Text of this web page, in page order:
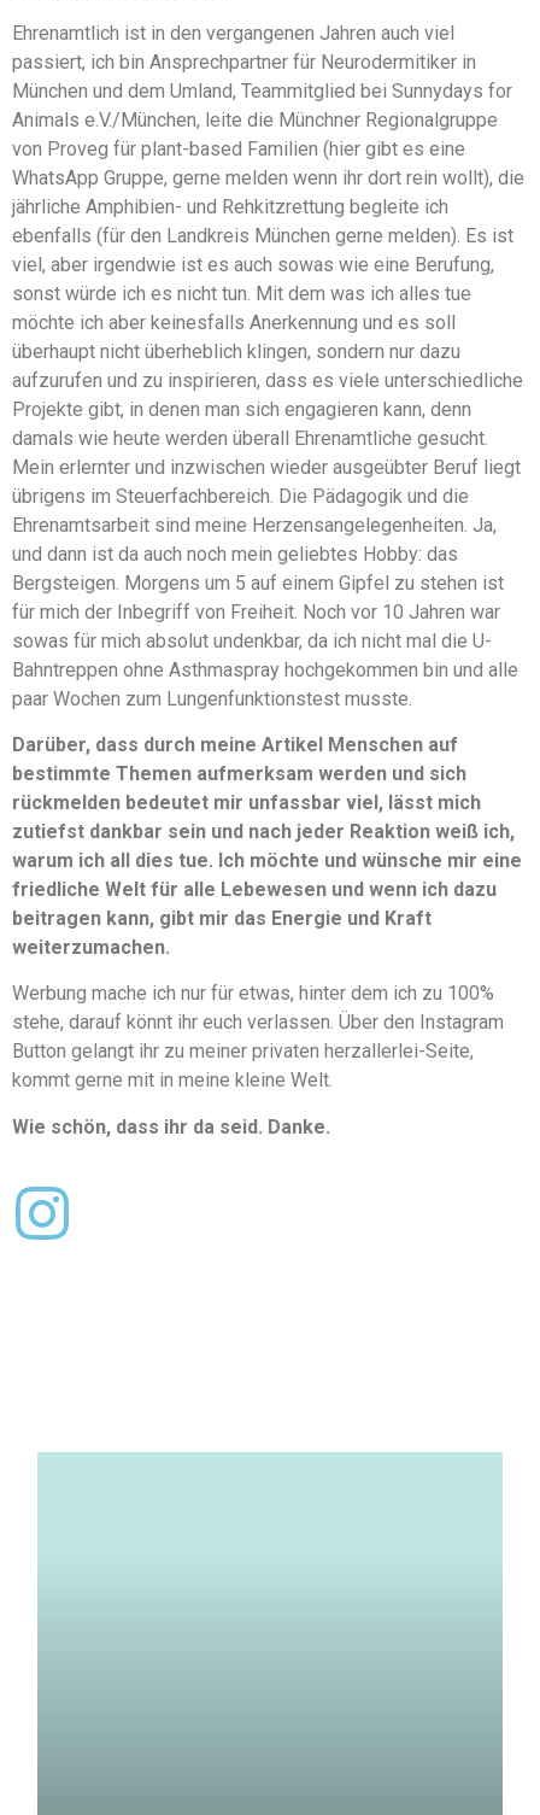
Ehrenamtlich ist in den vergangenen Jahren auch viel
passiert, ich bin Ansprechpartner für Neurodermitiker in
München und dem Umland, Teammitglied bei Sunnydays for
Animals e.V./München, leite die Münchner Regionalgruppe
von Proveg für plant-based Familien (hier gibt es eine
WhatsApp Gruppe, gerne melden wenn ihr dort rein wollt), die
jährliche Amphibien- und Rehkitzrettung begleite ich
ebenfalls (für den Landkreis München gerne melden). Es ist
viel, aber irgendwie ist es auch sowas wie eine Berufung,
sonst würde ich es nicht tun. Mit dem was ich alles tue
möchte ich aber keinesfalls Anerkennung und es soll
überhaupt nicht überheblich klingen, sondern nur dazu
aufzurufen und zu inspirieren, dass es viele unterschiedliche
Projekte gibt, in denen man sich engagieren kann, denn
damals wie heute werden überall Ehrenamtliche gesucht.
Mein erlernter und inzwischen wieder ausgeübter Beruf liegt
übrigens im Steuerfachbereich. Die Pädagogik und die
Ehrenamtsarbeit sind meine Herzensangelegenheiten. Ja,
und dann ist da auch noch mein geliebtes Hobby: das
Bergsteigen. Morgens um 5 auf einem Gipfel zu stehen ist
für mich der Inbegriff von Freiheit. Noch vor 10 Jahren war
sowas für mich absolut undenkbar, da ich nicht mal die U-
Bahntreppen ohne Asthmaspray hochgekommen bin und alle
paar Wochen zum Lungenfunktionstest musste.
Darüber, dass durch meine Artikel Menschen auf
bestimmte Themen aufmerksam werden und sich
rückmelden bedeutet mir unfassbar viel, lässt mich
zutiefst dankbar sein und nach jeder Reaktion weiß ich,
warum ich all dies tue. Ich möchte und wünsche mir eine
friedliche Welt für alle Lebewesen und wenn ich dazu
beitragen kann, gibt mir das Energie und Kraft
weiterzumachen.
Werbung mache ich nur für etwas, hinter dem ich zu 100%
stehe, darauf könnt ihr euch verlassen. Über den Instagram
Button gelangt ihr zu meiner privaten herzallerlei-Seite,
kommt gerne mit in meine kleine Welt.
Wie schön, dass ihr da seid. Danke.